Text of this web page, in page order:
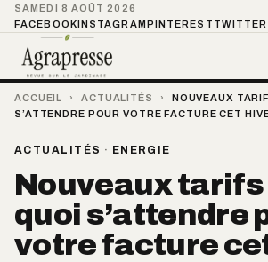
SAMEDI 8 AOÛT 2026
FACEBOOKINSTAGRAMPINTEREST TWITTER
ACCUEIL › ACTUALITÉS ›
NOUVEAUX
S’ATTENDRE POUR VOTRE FACTURE CET
ACTUALITÉS · ENERGIE
Nouveaux tarifs
quoi s’attendre
votre facture